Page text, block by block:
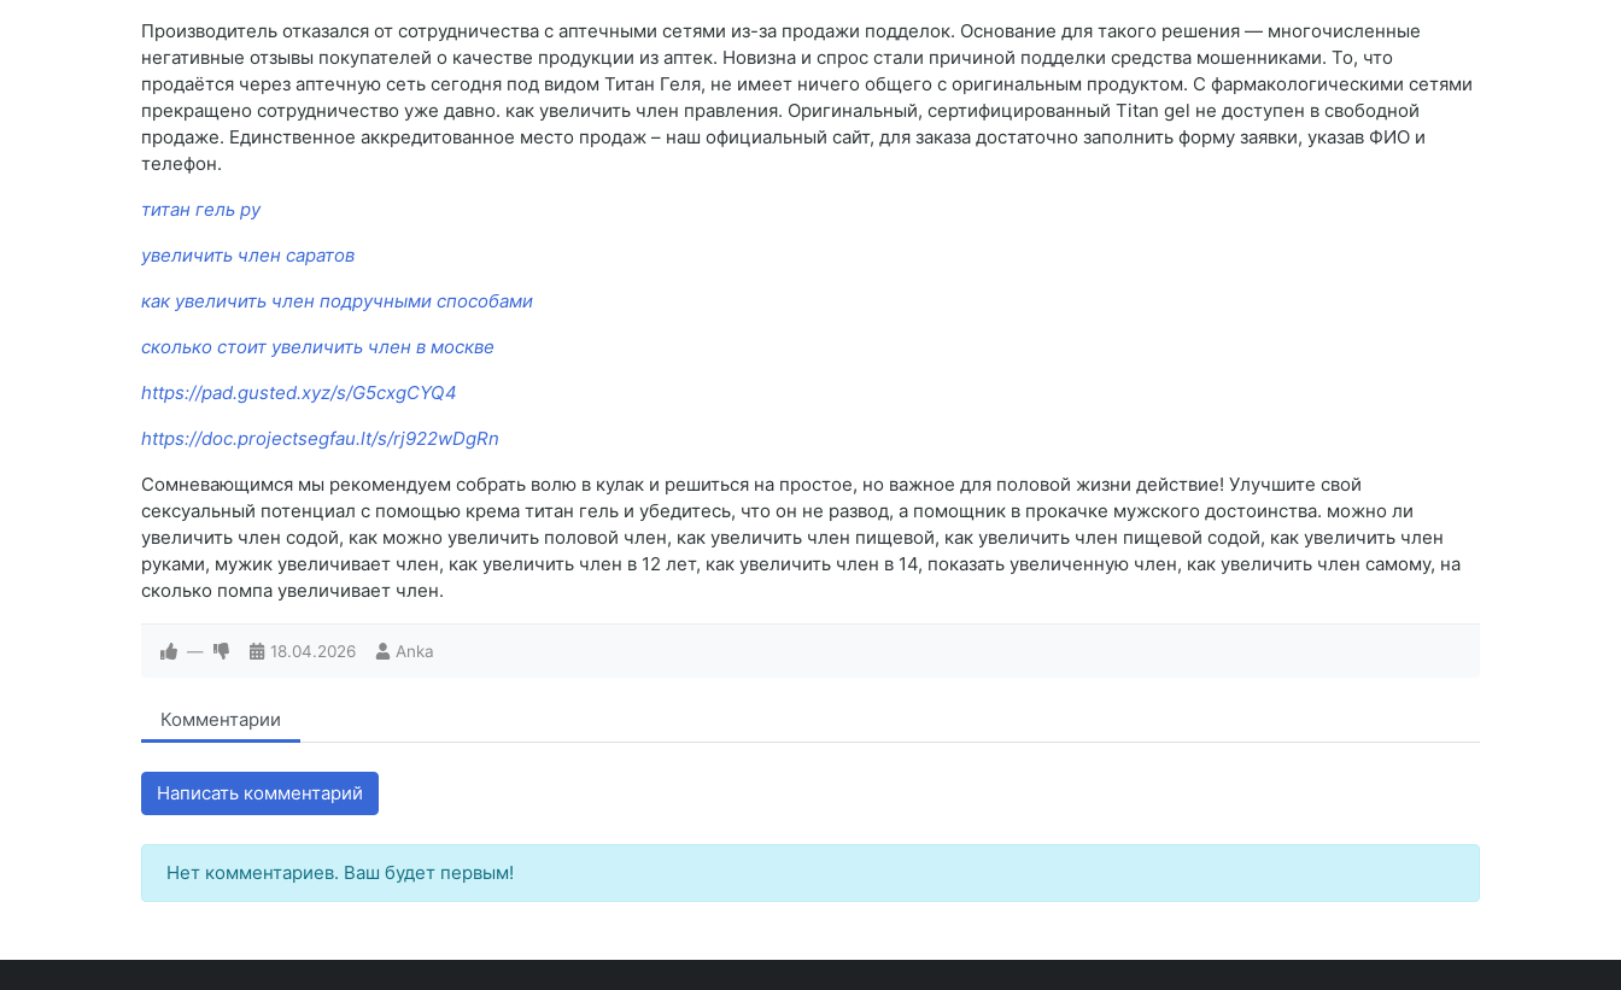
Производитель отказался от сотрудничества с аптечными сетями из-за продажи подделок. Основание для такого решения — многочисленные
негативные отзывы покупателей о качестве продукции из аптек. Новизна и спрос стали причиной подделки средства мошенниками. То, что
продаётся через аптечную сеть сегодня под видом Титан Геля, не имеет ничего общего с оригинальным продуктом. С фармакологическими сетями
прекращено сотрудничество уже давно. как увеличить член правления. Оригинальный, сертифицированный Titan gel не доступен в свободной
продаже. Единственное аккредитованное место продаж – наш официальный сайт, для заказа достаточно заполнить форму заявки, указав ФИО и
телефон.
титан гель ру
увеличить член саратов
как увеличить член подручными способами
сколько стоит увеличить член в москве
https://pad.gusted.xyz/s/G5cxgCYQ4
https://doc.projectsegfau.lt/s/rj922wDgRn
Сомневающимся мы рекомендуем собрать волю в кулак и решиться на простое, но важное для половой жизни действие! Улучшите свой
сексуальный потенциал с помощью крема титан гель и убедитесь, что он не развод, а помощник в прокачке мужского достоинства. можно ли
увеличить член содой, как можно увеличить половой член, как увеличить член пищевой, как увеличить член пищевой содой, как увеличить член
руками, мужик увеличивает член, как увеличить член в 12 лет, как увеличить член в 14, показать увеличенную член, как увеличить член самому, на
сколько помпа увеличивает член.
— 18.04.2026 Anka
Комментарии
Написать комментарий
Нет комментариев. Ваш будет первым!